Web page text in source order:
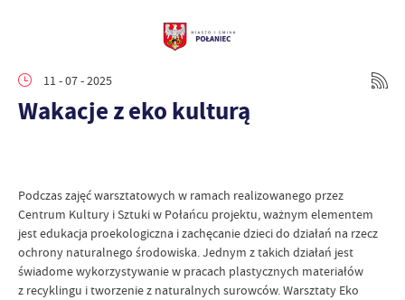
11 - 07 - 2025
Wakacje z eko kulturą
Podczas zajęć warsztatowych w ramach realizowanego przez
Centrum Kultury i Sztuki w Połańcu projektu, ważnym elementem
jest edukacja proekologiczna i zachęcanie dzieci do działań na rzecz
ochrony naturalnego środowiska. Jednym z takich działań jest
świadome wykorzystywanie w pracach plastycznych materiałów
z recyklingu i tworzenie z naturalnych surowców. Warsztaty Eko